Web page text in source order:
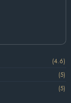
(4.6)
(5)
(5)